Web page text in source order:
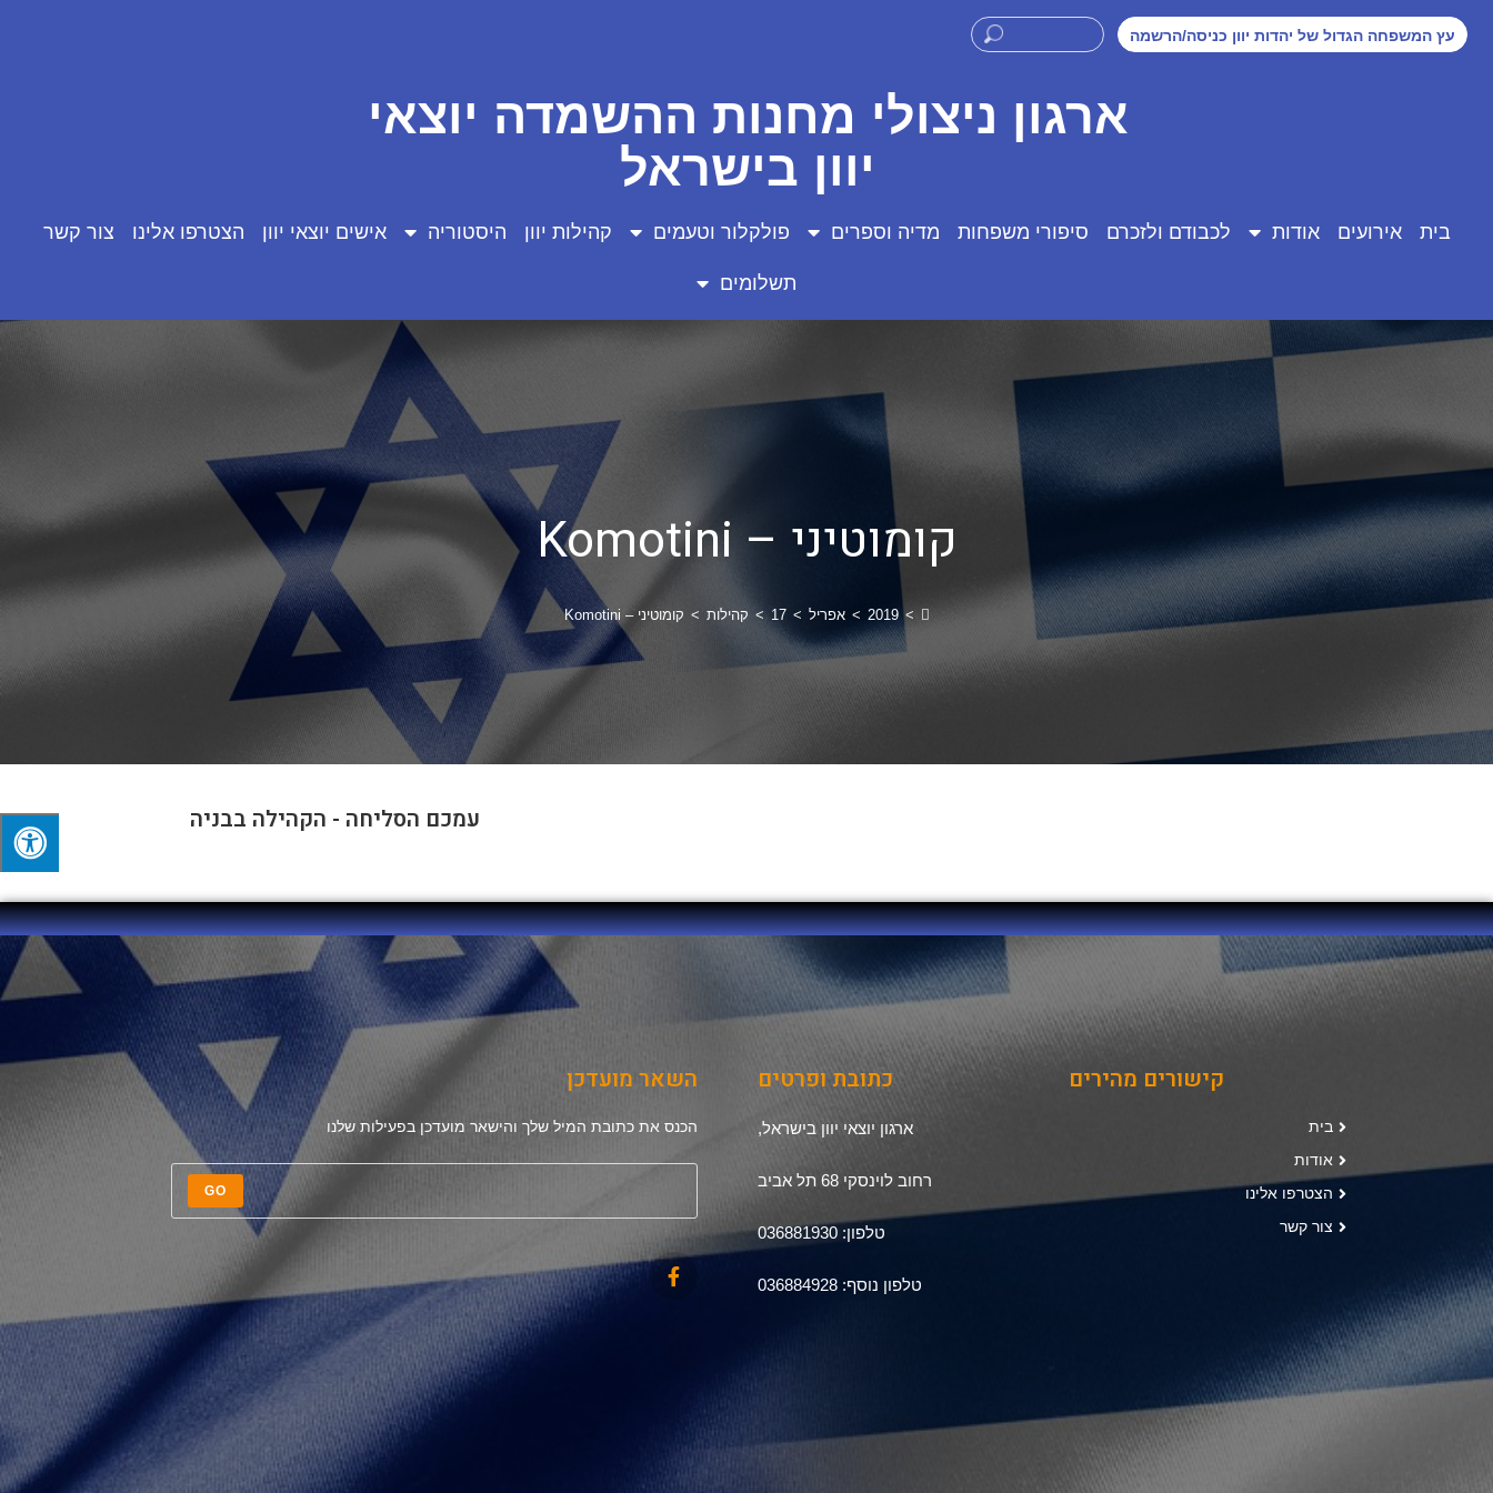
עץ המשפחה הגדול של יהדות יוון כניסה/הרשמה
ארגון ניצולי מחנות ההשמדה יוצאי
יוון בישראל
בית אירועים אודות לכבודם ולזכרם סיפורי משפחות מדיה וספרים פולקלור וטעמים קהילות יוון היסטוריה אישים יוצאי יוון הצטרפו אלינו צור קשר
תשלומים
קומוטיני – Komotini
>
2019
> אפריל >
17
> קהילות > קומוטיני – Komotini
עמכם הסליחה - הקהילה בבניה
קישורים מהירים
בית
אודות
הצטרפו אלינו
צור קשר
כתובת ופרטים
ארגון יוצאי יוון בישראל,
רחוב לוינסקי 68 תל אביב
טלפון: 036881930
טלפון נוסף: 036884928
השאר מועדכן
הכנס את כתובת המיל שלך והישאר מועדכן בפעילות שלנו
GO